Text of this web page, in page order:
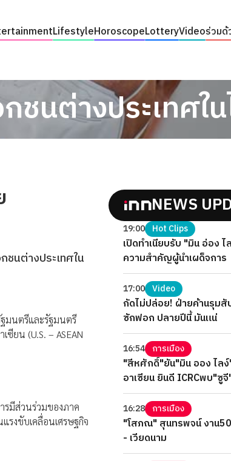
LifestyleHoroscopeLotteryVideoร่วม
นต่างประเทศใ
นต่างประเทศใน
มนตรีและรัฐมนตรี
ยน (U.S. – ASEAN
รมีส่วนร่วมของภาค
รงขับเคลื่อนเศรษฐกิจ
NEWS
19:00 Hot Clips
เปิดทำเนียบรับ "มิน อ่อง
ความสำคัญผู้นำเผด็จการ
17:00 Video
กัดไม่ปล่อย! ฝ่ายค้านรุมสั
ซักฟอก ปลายปีนี้ มันแน่
16:54 การเมือง
"สีหศักดิ์"ยัน"มิน ออง ไลง์
อาเซียน ยินดี ICRCพบ"ซู
16:28 การเมือง
"โสภณ" สุนทรพจน์ งาน
- เวียดนาม